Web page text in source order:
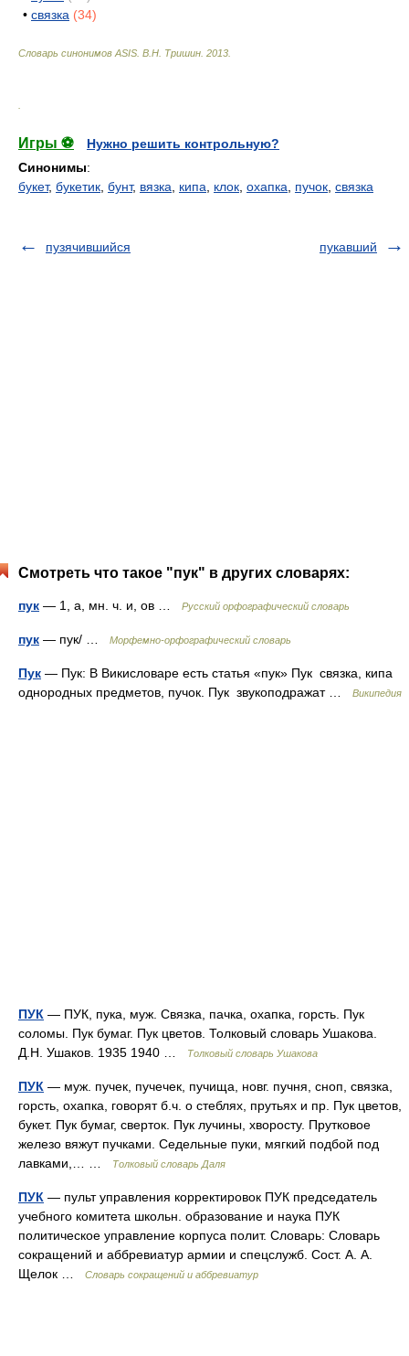
• связка (34)
Словарь синонимов ASIS. В.Н. Тришин 2013
Игры ⚽
Нужно решить контрольную?
Синонимы:
букет, букетик бунт, вязка кипа клок охапка пучок связка
пузячившийся пукавший
Смотреть что такое "пук" в других словарях:
пук — 1, а, мн. ч. и, ов … Русский орфографический словарь
пук — пук/ … Морфемно-орфографический словарь
Пук — Пук: В Викисловаре есть статья «пук» Пук связка, кипа
однородных предметов, пучок. Пук звукоподражат …
Википедия
ПУК — ПУК, пука, муж. Связка, пачка, охапка, горсть. Пук
соломы. Пук бумаг. Пук цветов. Толковый словарь Ушакова.
Д.Н. Ушаков. 1935 1940 …
Толковый словарь Ушакова
ПУК — муж. пучек, пучечек, пучища, новг. пучня, сноп, связка,
горсть, охапка, говорят б.ч. о стеблях, прутьях и пр. Пук цветов,
букет. Пук бумаг, сверток. Пук лучины, хворосту. Прутковое
железо вяжут пучками. Седельные пуки, мягкий подбой под
лавками,… …
Толковый словарь Даля
ПУК — пульт управления корректировок ПУК председатель
учебного комитета школьн. образование и наука ПУК
политическое управление корпуса полит. Словарь: Словарь
сокращений и аббревиатур армии и спецслужб. Сост. А. А.
Щелок …
Словарь сокращений и аббревиатур